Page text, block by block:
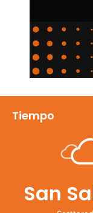
Tiempo
San